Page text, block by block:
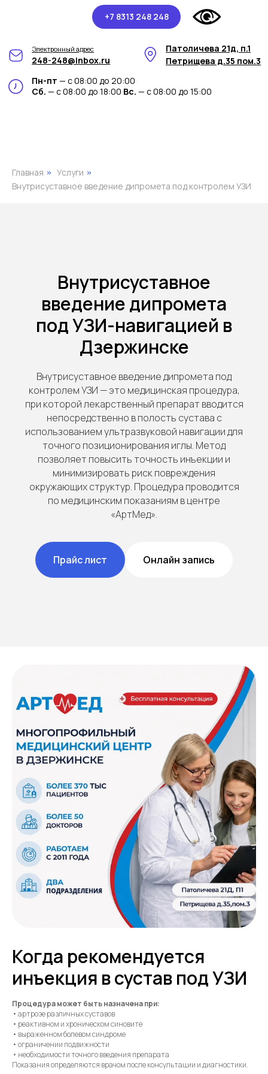
+7 8313 248 248
Пн-пт — с 08:00 до 20:00
Сб.— с 08:00 до 18:00Вс.— с 08:00 до 15:00
Главная » Услуги »
Внутрисуставное введение дипромета под контролем УЗИ
Внутрисуставное
введение дипромета
под УЗИ-навигацией в
Дзержинске
Внутрисуставное введение дипромета под
контролем УЗИ — это медицинская процедура,
при которой лекарственный препарат вводится
непосредственно в полость сустава с
использованием ультразвуковой навигации для
точного позиционирования иглы. Метод
позволяет повысить точность инъекции и
минимизировать риск повреждения
окружающих структур. Процедура проводится
по медицинским показаниям в центре
«АртМед».
Прайс лист Онлайн запись
Когда рекомендуется
инъекция в сустав под УЗИ
Процедура может быть назначена при:
• артрозе различных суставов
• реактивном и хроническом синовите
• выраженном болевом синдроме
• ограничении подвижности
• необходимости точного введения препарата
Показания определяются врачом после консультации и диагностики.